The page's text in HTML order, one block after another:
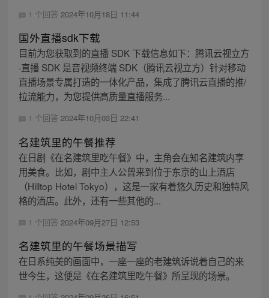
1 个回答 2024年10月18日 11:44
国外直播sdk下载
目前为您获取到的直播 SDK 下载信息如下：腾讯云视立方
·直播 SDK 是音视频终端 SDK（腾讯云视立方）针对移动
直播场景专属打造的一体化产品，集成了腾讯云直播的推/
拉流能力，为您提供高质量直播服务...
1 个回答 2024年10月03日 22:41
名建筑里的午餐推荐
在日剧《在名建筑里吃午餐》中，主角会在知名建筑内享
用美食。比如，剧中主人公曾来到位于东京的山上酒店
（Hilltop Hotel Tokyo），这是一家有着悠久历史和独特风
格的酒店。此外，还有一些其他的...
1 个回答 2024年09月27日 12:53
名建筑里的午餐场景描写
在日系纯美的画面中，一座一座的老建筑诉说着自己的来
世今生，这便是《在名建筑里吃午餐》所呈现的场景。